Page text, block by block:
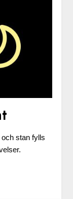
stan fylls